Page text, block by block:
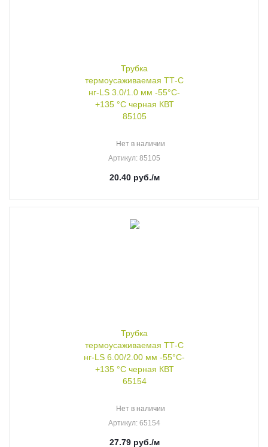
Трубка
термоусаживаемая ТТ-С
нг-LS 3.0/1.0 мм -55°C-
+135 °C черная КВТ
85105
Нет в наличии
Артикул: 85105
20.40руб./м
Трубка
термоусаживаемая ТТ-С
нг-LS 6.00/2.00 мм -55°C-
+135 °C черная КВТ
65154
Нет в наличии
Артикул: 65154
27.79руб./м